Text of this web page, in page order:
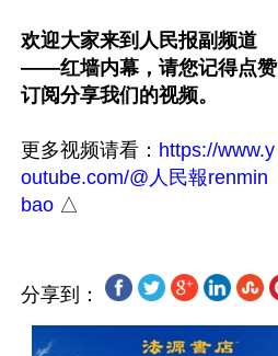
欢迎大家来到人民报副频道
——红墙内幕，请您记得点赞
订阅分享我们的视频。
更多视频请看： https://www.y
outube.com/@人民報renmin
bao
分享到：